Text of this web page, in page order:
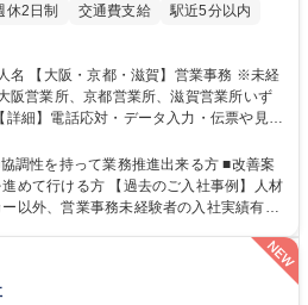
休2日制 交通費支給
駅近5分以内
細】電話応対・データ入力・伝票や見積
・営業所内で発生する事務業務や業務改
能です。業務システムがきちんと構築さ
慣れることができる環境です。また、
安心して業務に取り組んでいただけます。
営業事務 ※未経験可
調性を持って業務推進出来る方 ■改善案
めて行ける方 【過去のご入社事例】人材
以外、営業事務未経験者の入社実績有
向上に貢献します。ベースの定型業務に加
せ、能動的なサポート、改善の動きも期
ストとして、チームに貢献し、結果的に